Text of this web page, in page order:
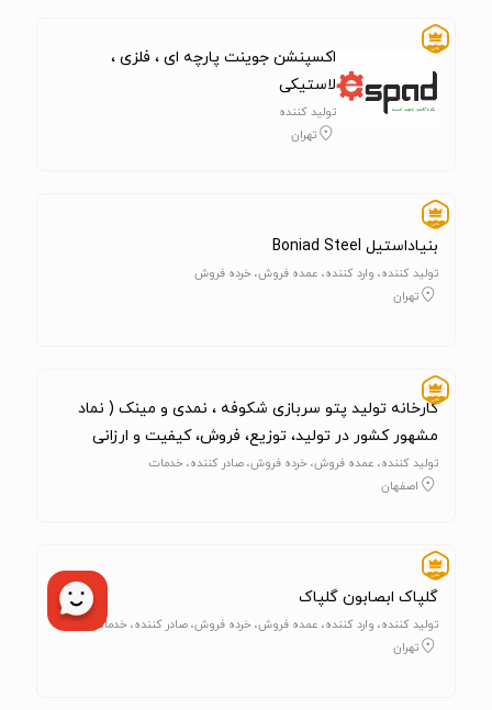
اکسپنشن جوینت پارچه ای ، فلزی ،
لاستیکی
تولید کننده
تهران
بنیاداستیل Boniad Steel
تولید کننده، وارد کننده، عمده فروش، خرده فروش
تهران
کارخانه تولید پتو سربازی شکوفه ، نمدی و مینک ( نماد
مشهور کشور در تولید، توزیع، فروش، کیفیت و ارزانی
قیمت )
تولید کننده، عمده فروش، خرده فروش، صادر کننده، خدمات
اصفهان
گلپاک ابصابون گلپاک
تولید کننده، وارد کننده، عمده فروش، خرده فروش، صادر کننده، خدمات
تهران